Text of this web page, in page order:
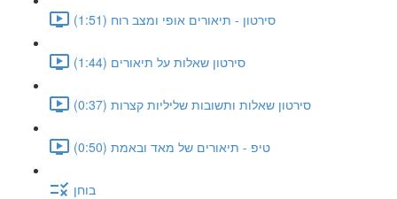
סירטון - תיאורים אופי ומצב רוח (1:51)
סירטון שאלות על תיאורים (1:44)
סירטון שאלות ותשובות שליליות קצרות (0:37)
טיפ - תיאורים של מאד ובאמת (0:50)
בוחן